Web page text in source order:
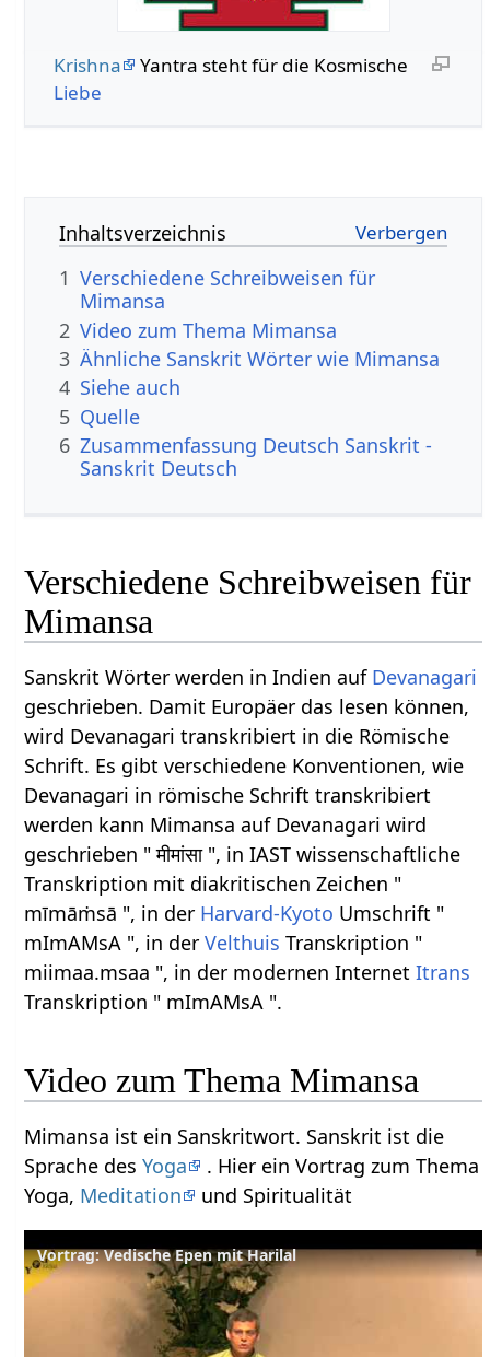
Krishna
Yantra steht für die Kosmische
Liebe
Inhaltsverzeichnis
1 Verschiedene Schreibweisen für
Mimansa
2 Video zum Thema Mimansa
3 Ähnliche Sanskrit Wörter wie Mimansa
4 Siehe auch
5 Quelle
6 Zusammenfassung Deutsch Sanskrit -
Sanskrit Deutsch
Verschiedene Schreibweisen für
Mimansa
Sanskrit Wörter werden in Indien auf Devanagari
geschrieben. Damit Europäer das lesen können,
wird Devanagari transkribiert in die Römische
Schrift. Es gibt verschiedene Konventionen, wie
Devanagari in römische Schrift transkribiert
werden kann Mimansa auf Devanagari wird
geschrieben " मीमांसा ", in IAST wissenschaftliche
Transkription mit diakritischen Zeichen "
mīmāṁsā ", in der Harvard-Kyoto Umschrift "
mImAMsA ", in derVelthuis Transkription "
miimaa.msaa ", in der modernen InternetItrans
Transkription " mImAMsA ".
Video zum Thema Mimansa
Mimansa ist ein Sanskritwort. Sanskrit ist die
Sprache desYoga
. Hier ein Vortrag zum Thema
Yoga, Meditation und Spiritualität
Vortrag: Vedische Epen mit Harilal